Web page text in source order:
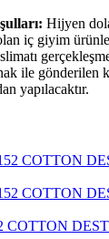
Hijyen
iç giyim
ile gönderilen
yapılacaktır.
COTTON